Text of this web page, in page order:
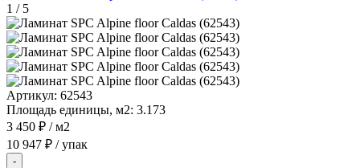
1 / 5
Артикул: 62543
Площадь единицы, м2: 3.173
3 450 ₽ / м2
10 947 ₽ / упак
-